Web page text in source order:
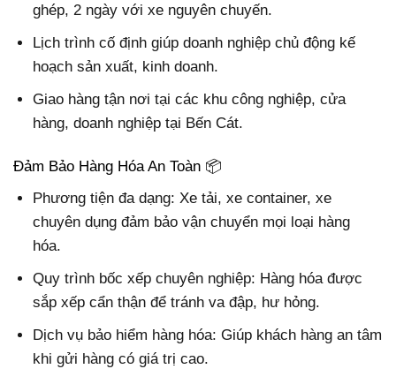
ghép, 2 ngày với xe nguyên chuyến.
Lịch trình cố định giúp doanh nghiệp chủ động kế
hoạch sản xuất, kinh doanh.
Giao hàng tận nơi tại các khu công nghiệp, cửa
hàng, doanh nghiệp tại Bến Cát.
Đảm Bảo Hàng Hóa An Toàn 📦
Phương tiện đa dạng: Xe tải, xe container, xe
chuyên dụng đảm bảo vận chuyển mọi loại hàng
hóa.
Quy trình bốc xếp chuyên nghiệp: Hàng hóa được
sắp xếp cẩn thận để tránh va đập, hư hỏng.
Dịch vụ bảo hiểm hàng hóa: Giúp khách hàng an tâm
khi gửi hàng có giá trị cao.